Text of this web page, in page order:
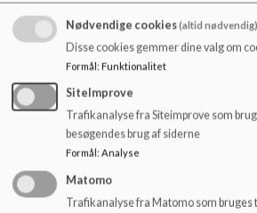
Om skolen
Udeskole i Lilleteam
Trivsel og undervisningsmiljø
Åben skole
Synlig Læring
Nøgletal
Hvis dit barn har særlige behov
SFO og Klub
Om SFOen
Om Klubben
Nødvendige cookies(altid nødvendig)
Disse cookies gemmer dine valg om
Formål: Funktionalitet
SiteImprove
Trafikanalyse fra Siteimprove som
besøgendes brug af siderne
Formål : Analyse
Matomo
Trafikanalyse fra Matomo som bruges